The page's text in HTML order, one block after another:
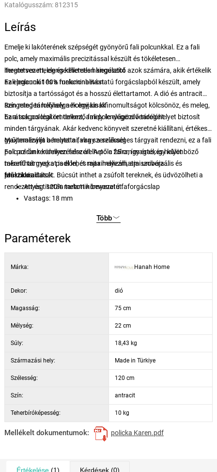
Katalógusszám: 812315
Leírás
Emelje ki lakóterének szépségét gyönyörű fali polcunkkal. Ez a fali
polc, amely maximális precizitással készült és tökéletesen
megtervezett, elengedhetetlen kiegészítő azok számára, akik értékelik
az eleganciát és a funkcionalitást.
Teremtsen meleg és kellemes hangulatot
Fali polcunk 100% melaminbevonatú forgácslapból készült, amely
biztosítja a tartósságot és a hosszú élettartamot. A dió és antracit
szín minden helyiségnek egy kis kifinomultságot kölcsönöz, és meleg,
barátságos légkört teremt, amely lenyűgözi vendégeit.
Rengeteg tárolóhely a holmijainak
Ez a sok polccal rendelkező fali polc elegendő tárolóhelyet biztosít
minden tárgyának. Akár kedvenc könyveit szeretné kiállítani, értékes
gyűjteményét bemutatni, vagy a szükséges tárgyait rendezni, ez a fali
polc az Ön rendelkezésére áll. A polc 25 cm magas, így különböző
méretű tárgyakat is el lehet rajta helyezni, ami univerzális és
praktikus.
Maximalizálja a helyet a falra szereléssel
Fali polcunk könnyen felszerelhető a falra, így értékes helyet
takaríthat meg a padlón, és maximalizálhatja szobája
funkcionalitását. Búcsút inthet a zsúfolt tereknek, és üdvözölheti a
rendezett és tisztán tartott környezetet.
Műszaki adatok:
Anyag: 100% melamin bevonatú faforgácslap
Vastags: 18 mm
Mélység: 22 cm
Polc magassága: 25 cm
Több
Paraméterek
Márka: Hanah Home
Dekor: dió
Magasság: 75 cm
Mélység: 22 cm
Súly: 18,43 kg
Származási hely: Made in Türkiye
Szélesség: 120 cm
Szín: antracit
Teherbíróképesség: 10 kg
Mellékelt dokumentumok: policka Karen.pdf
Értékelése(1) Kérdések(0)